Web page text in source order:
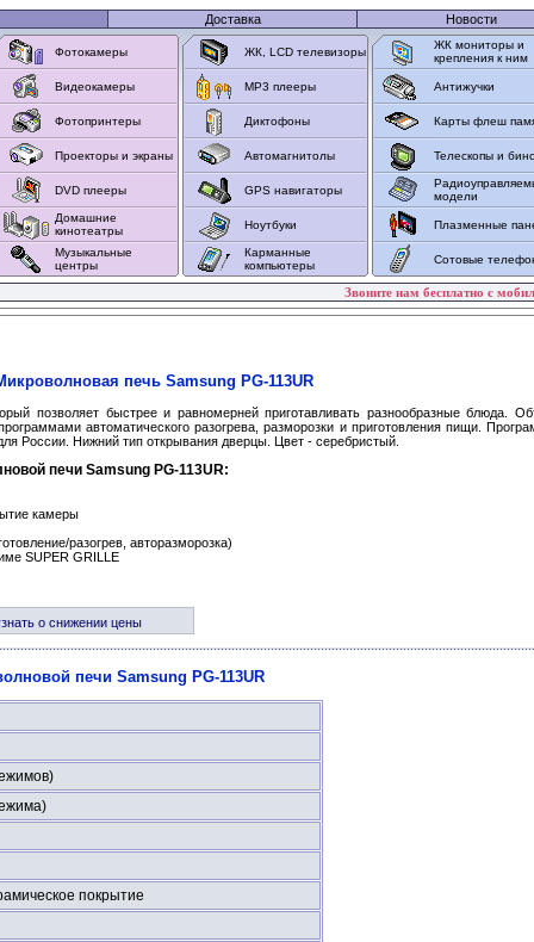
Доставка Новости
Фотокамеры
Видеокамеры
Фотопринтеры
Проекторы и экраны
DVD плееры
Домашние
кинотеатры
Музыкальные
центры
ЖК, LCD телевизоры
MP3 плееры
Диктофоны
Автомагнитолы
GPS навигаторы
Ноутбуки
Карманные
компьютеры
ЖК мониторы и
крепления к ним
Антижучки
Карты флеш
Телескопы и
модели
Плазменные
Сотовые
Звоните нам бесплатно с
печь Samsung PG-113UR
позволяет быстрее и равномерней приготавливать разнообразные блюда.
автоматического разогрева, разморозки и приготовления пищи.
России. Нижний тип открывания дверцы. Цвет - серебристый.
печи Samsung PG-113UR:
камеры
разогрев, авторазморозка)
SUPER GRILLE
о снижении цены
печи Samsung PG-113UR
покрытие